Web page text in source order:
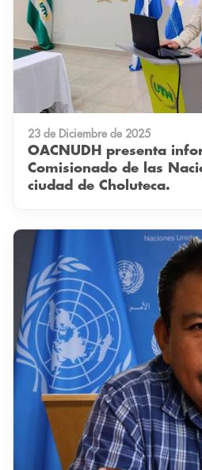
23 de Diciembre de 2025
OACNUDH presenta
Comisionado de las
ciudad de Choluteca.